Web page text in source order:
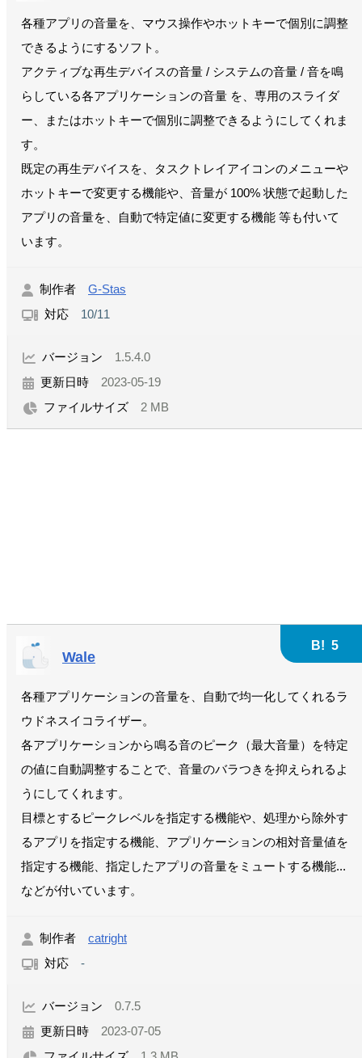
各種アプリの音量を、マウス操作やホットキーで個別に調整
できるようにするソフト。
アクティブな再生デバイスの音量 / システムの音量 / 音を鳴
らしている各アプリケーションの音量 を、専用のスライダ
ー、またはホットキーで個別に調整できるようにしてくれま
す。
既定の再生デバイスを、タスクトレイアイコンのメニューや
ホットキーで変更する機能や、音量が 100% 状態で起動した
アプリの音量を、自動で特定値に変更する機能 等も付いて
います。
制作者 G-Stas
対応 10/11
バージョン 1.5.4.0
更新日時 2023-05-19
ファイルサイズ 2 MB
Wale
B! 5
各種アプリケーションの音量を、自動で均一化してくれるラ
ウドネスイコライザー。
各アプリケーションから鳴る音のピーク（最大音量）を特定
の値に自動調整することで、音量のバラつきを抑えられるよ
うにしてくれます。
目標とするピークレベルを指定する機能や、処理から除外す
るアプリを指定する機能、アプリケーションの相対音量値を
指定する機能、指定したアプリの音量をミュートする機能...
などが付いています。
制作者 catright
対応 -
バージョン 0.7.5
更新日時 2023-07-05